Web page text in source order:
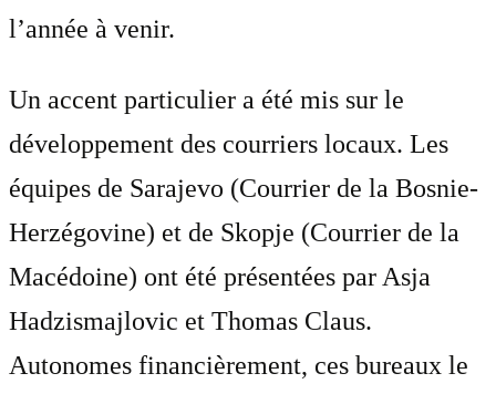
l’année à venir.
Un accent particulier a été mis sur le
développement des courriers locaux. Les
équipes de Sarajevo (Courrier de la Bosnie-
Herzégovine) et de Skopje (Courrier de la
Macédoine) ont été présentées par Asja
Hadzismajlovic et Thomas Claus.
Autonomes financièrement, ces bureaux le